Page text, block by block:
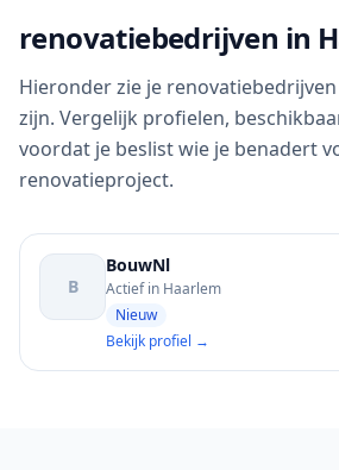
renovatiebedrijven in
Hieronder zie je
zijn. Vergelijk profielen,
voordat je beslist wie je benadert
renovatieproject.
B
BouwNl
Actief in Haarlem
Nieuw
Bekijk profiel →